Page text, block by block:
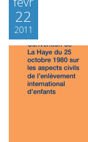
22
2011